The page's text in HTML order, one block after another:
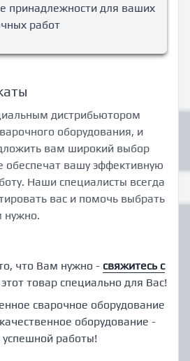
принадлежности для ваших
работ
дистрибьютором
оборудования, и
вам широкий выбор
обеспечат вашу эффективную
Наши специалисты всегда
вас и помочь выбрать
нужно.
что Вам нужно - свяжитесь с
товар специально для Вас!
сварочное оборудование
оборудование -
успешной работы!